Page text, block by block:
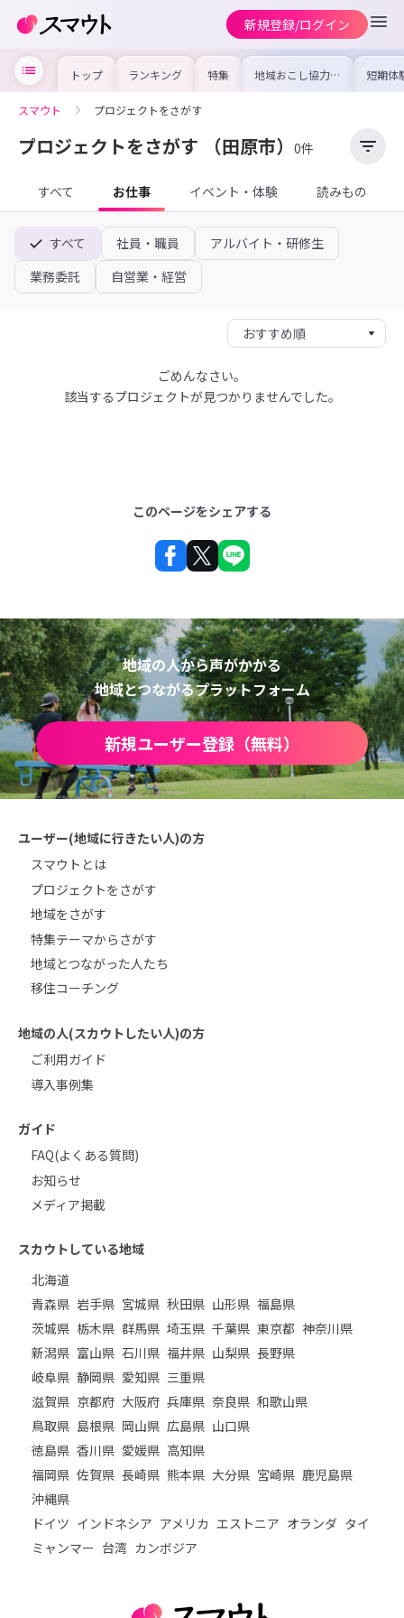
新規登録/ログイン
トップ ランキング 特集 地域おこし協力隊
の求人やイベント
を集めました！仕
けよう
短期体
り〜数
域を知
スマウト プロジェクトをさがす
プロジェクトをさがす （田原市） 0件
すべて お仕事 イベント・体験 読みもの
すべて 社員・職員
アルバイト・研修生
業務委託
自営業・経営
ごめんなさい。
該当するプロジェクトが見つかりませんでした。
このページをシェアする
地域の人から声がかかる
地域とつながるプラットフォーム
新規ユーザー登録（無料）
ユーザー(地域に行きたい人)の方
スマウトとは
プロジェクトをさがす
地域をさがす
特集テーマからさがす
地域とつながった人たち
移住コーチング
地域の人(スカウトしたい人)の方
ご利用ガイド
導入事例集
ガイド
FAQ(よくある質問)
お知らせ
メディア掲載
スカウトしている地域
北海道
青森県 岩手県 宮城県 秋田県 山形県 福島県
茨城県 栃木県 群馬県 埼玉県 千葉県 東京都 神奈川県
新潟県 富山県 石川県 福井県 山梨県 長野県
岐阜県 静岡県 愛知県 三重県
滋賀県 京都府 大阪府 兵庫県 奈良県 和歌山県
鳥取県 島根県 岡山県 広島県 山口県
徳島県 香川県 愛媛県 高知県
福岡県 佐賀県 長崎県 熊本県 大分県 宮崎県 鹿児島県
沖縄県
ドイツ インドネシア アメリカ エストニア オランダ タイ
ミャンマー 台湾 カンボジア